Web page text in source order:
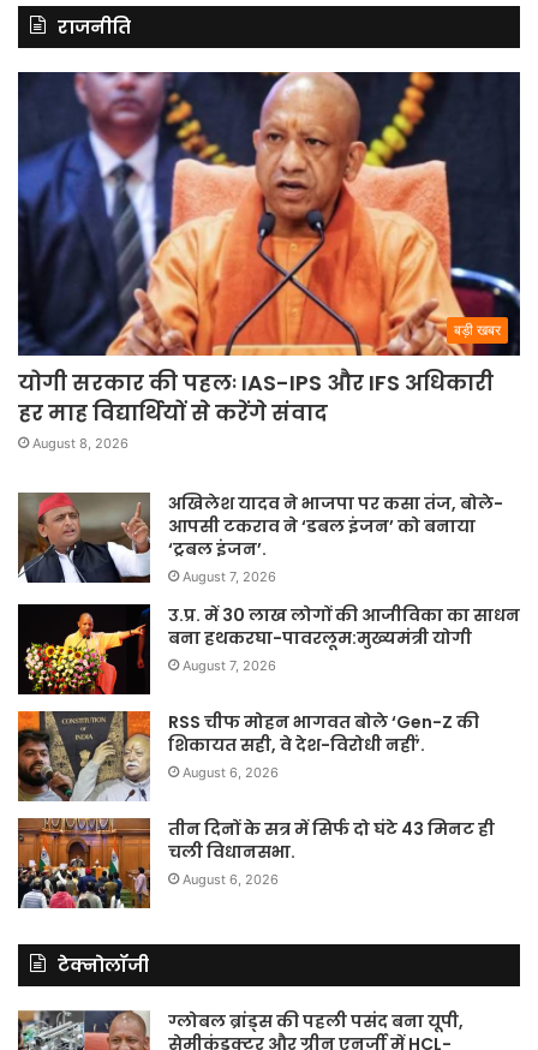
राजनीति
बड़ी खबर
योगी सरकार की पहलः IAS-IPS और IFS अधिकारी
हर माह विद्यार्थियों से करेंगे संवाद
August 8, 2026
अखिलेश यादव ने भाजपा पर कसा तंज, बोले-
आपसी टकराव ने ‘डबल इंजन’ को बनाया
‘ट्रबल इंजन’.
August 7, 2026
उ.प्र. में 30 लाख लोगों की आजीविका का साधन
बना हथकरघा-पावरलूम:मुख्यमंत्री योगी
August 7, 2026
RSS चीफ मोहन भागवत बोले ‘Gen-Z की
शिकायत सही, वे देश-विरोधी नहीं’.
August 6, 2026
तीन दिनों के सत्र में सिर्फ दो घंटे 43 मिनट ही
चली विधानसभा.
August 6, 2026
टेक्नोलॉजी
ग्लोबल ब्रांड्स की पहली पसंद बना यूपी,
सेमीकंडक्टर और ग्रीन एनर्जी में HCL-